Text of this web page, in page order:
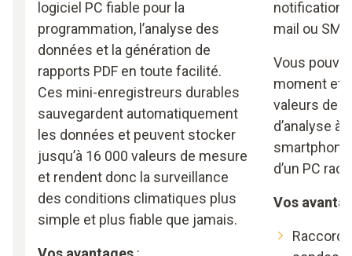
logiciel PC fiable pour la
programmation, l’analyse des
données et la génération de
rapports PDF en toute facilité.
Ces mini-enregistreurs durables
sauvegardent automatiquement
les données et peuvent stocker
jusqu’à 16 000 valeurs de mesure
et rendent donc la surveillance
des conditions climatiques plus
simple et plus fiable que jamais.
notification
mail ou
Vous
moment et
valeurs de
d’analyse à
d’un PC
Vos